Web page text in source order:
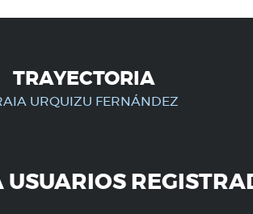
TRAYECTORIA
URQUIZU FERNÁNDEZ
USUARIOS